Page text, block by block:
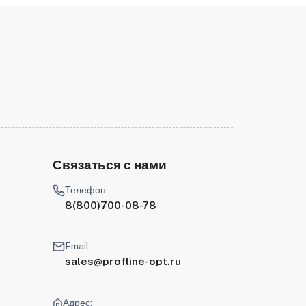
Связаться с нами
Телефон :
8(800)700-08-78
Email:
sales@profline-opt.ru
Адрес: